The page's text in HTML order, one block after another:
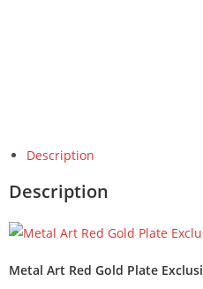
Description
Description
Metal Art Red Gold Plate